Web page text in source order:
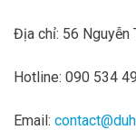
Địa chỉ: 56 Nguyễn
Hotline: 090 534
Email: